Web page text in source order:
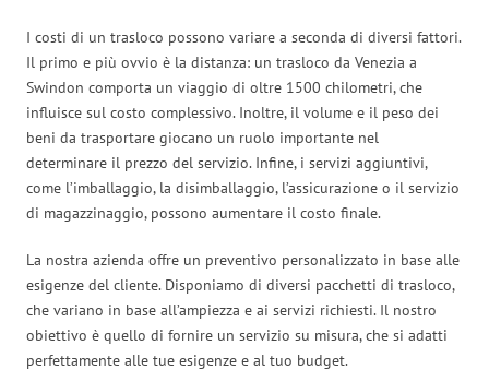
I costi di un trasloco possono variare a seconda di diversi fattori.
Il primo e più ovvio è la distanza: un trasloco da Venezia a
Swindon comporta un viaggio di oltre 1500 chilometri, che
influisce sul costo complessivo. Inoltre, il volume e il peso dei
beni da trasportare giocano un ruolo importante nel
determinare il prezzo del servizio. Infine, i servizi aggiuntivi,
come l’imballaggio, la disimballaggio, l’assicurazione o il servizio
di magazzinaggio, possono aumentare il costo finale.
La nostra azienda offre un preventivo personalizzato in base alle
esigenze del cliente. Disponiamo di diversi pacchetti di trasloco,
che variano in base all’ampiezza e ai servizi richiesti. Il nostro
obiettivo è quello di fornire un servizio su misura, che si adatti
perfettamente alle tue esigenze e al tuo budget.